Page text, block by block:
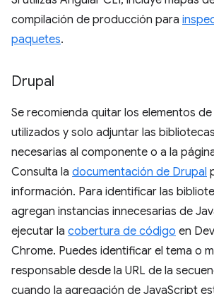
compilación de producción para
paquetes.
Drupal
Se recomienda quitar los elementos
utilizados y solo adjuntar las
necesarias al componente o a la
Consulta la documentación de Drupal
información. Para identificar las
agregan instancias innecesarias de
ejecutar la cobertura de código en
Chrome. Puedes identificar el tema o
responsable desde la URL de la
cuando la agregación de JavaScript